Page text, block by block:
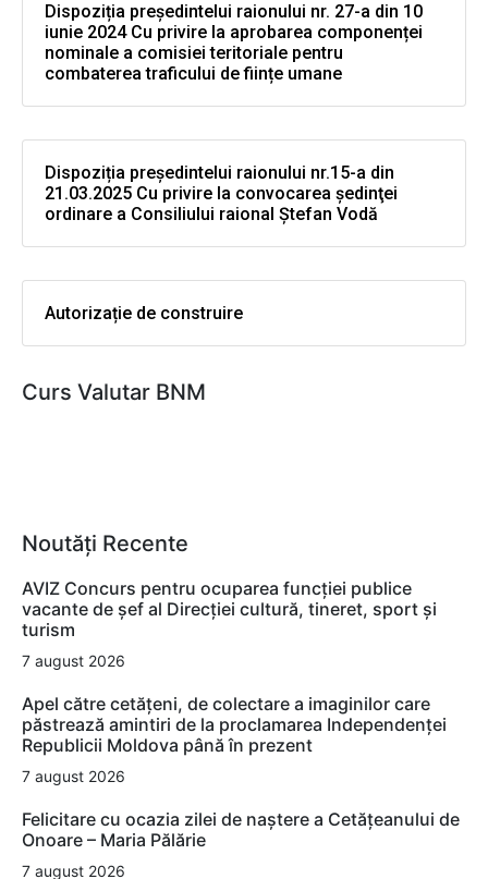
Dispoziția președintelui raionului nr. 27-a din 10
iunie 2024 Cu privire la aprobarea componenței
nominale a comisiei teritoriale pentru
combaterea traficului de ființe umane
Dispoziția președintelui raionului nr.15-a din
21.03.2025 Cu privire la convocarea şedinţei
ordinare a Consiliului raional Ştefan Vodă
Autorizație de construire
Curs Valutar BNM
Noutăți Recente
AVIZ Concurs pentru ocuparea funcţiei publice
vacante de şef al Direcţiei cultură, tineret, sport şi
turism
7 august 2026
Apel către cetățeni, de colectare a imaginilor care
păstrează amintiri de la proclamarea Independenței
Republicii Moldova până în prezent
7 august 2026
Felicitare cu ocazia zilei de naștere a Cetățeanului de
Onoare – Maria Pălărie
7 august 2026